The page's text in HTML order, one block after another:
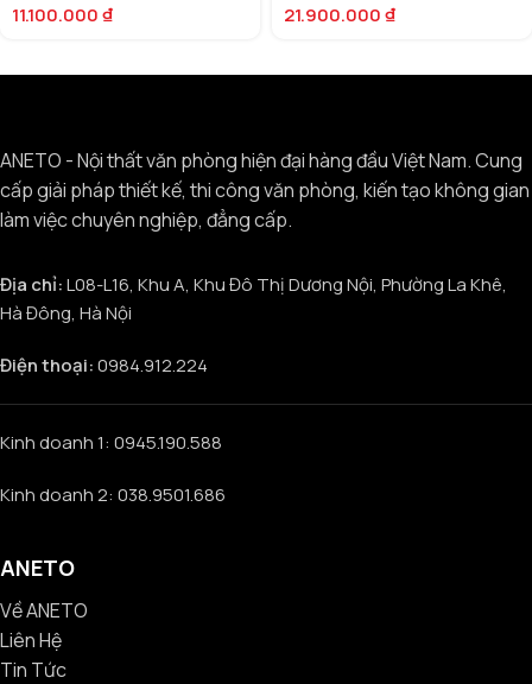
11.100.000₫
21.900.000₫
ANETO - Nội thất văn phòng hiện đại hàng đầu Việt Nam. Cung
cấp giải pháp thiết kế, thi công văn phòng, kiến tạo không gian
làm việc chuyên nghiệp, đẳng cấp.
Địa chỉ:L08-L16, Khu A, Khu Đô Thị Dương Nội, Phường La Khê,
Hà Đông, Hà Nội
Điện thoại:0984.912.224
Kinh doanh 1: 0945.190.588
Kinh doanh 2: 038.9501.686
ANETO
Về ANETO
Liên Hệ
Tin Tức